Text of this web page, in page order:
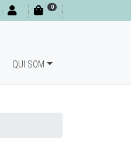
0
QUI SOM